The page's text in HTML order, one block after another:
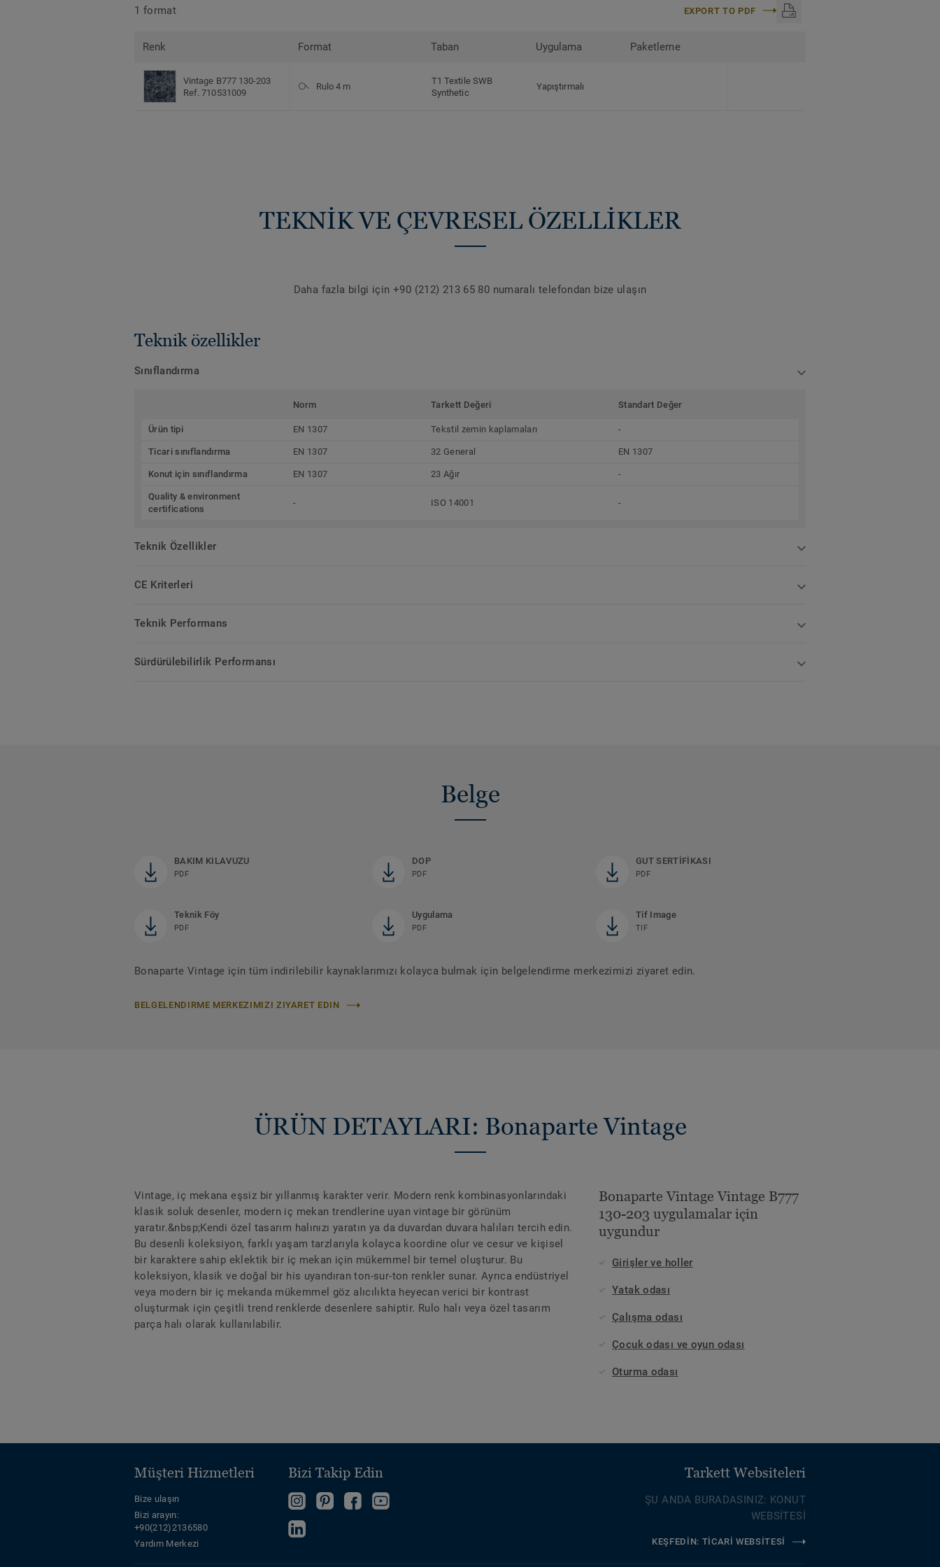
1 format EXPORT TO PDF
Renk Format Taban Uygulama Paketleme
Vintage B777 130-203
Ref. 710531009
Rulo 4 m
T1 Textile SWB
Synthetic
Yapıştırmalı
TEKNİK VE ÇEVRESEL ÖZELLİKLER
Daha fazla bilgi için +90 (212) 213 65 80 numaralı telefondan bize ulaşın
Teknik özellikler
Sınıflandırma
Norm Tarkett Değeri Standart Değer
Ürün tipi EN 1307 Tekstil zemin kaplamaları -
Ticari sınıflandırma EN 1307 32 General EN 1307
Konut için sınıflandırma EN 1307 23 Ağır -
Quality & environment
certifications
- ISO 14001 -
Teknik Özellikler
CE Kriterleri
Teknik Performans
Sürdürülebilirlik Performansı
Belge
BAKIM KILAVUZU
PDF
DOP
PDF
GUT SERTİFİKASI
PDF
Teknik Föy
PDF
Uygulama
PDF
Tif Image
TIF
Bonaparte Vintage için tüm indirilebilir kaynaklarımızı kolayca bulmak için belgelendirme merkezimizi ziyaret edin.
BELGELENDIRME MERKEZIMIZI ZIYARET EDIN
ÜRÜN DETAYLARI: Bonaparte Vintage
Vintage, iç mekana eşsiz bir yıllanmış karakter verir. Modern renk kombinasyonlarındaki
klasik soluk desenler, modern iç mekan trendlerine uyan vintage bir görünüm
yaratır.&nbsp;Kendi özel tasarım halınızı yaratın ya da duvardan duvara halıları tercih edin.
Bu desenli koleksiyon, farklı yaşam tarzlarıyla kolayca koordine olur ve cesur ve kişisel
bir karaktere sahip eklektik bir iç mekan için mükemmel bir temel oluşturur. Bu
koleksiyon, klasik ve doğal bir his uyandıran ton-sur-ton renkler sunar. Ayrıca endüstriyel
veya modern bir iç mekanda mükemmel göz alıcılıkta heyecan verici bir kontrast
oluşturmak için çeşitli trend renklerde desenlere sahiptir. Rulo halı veya özel tasarım
parça halı olarak kullanılabilir.
Bonaparte Vintage Vintage B777
130-203 uygulamalar için
uygundur
Girişler ve holler
Yatak odası
Çalışma odası
Çocuk odası ve oyun odası
Oturma odası
Müşteri Hizmetleri
Bize ulaşın
Bizi arayın:
+90(212)2136580
Yardım Merkezi
Bizi Takip Edin
Bizi
takip
Bizi Facebook'ta
Bizi
Bizi
takip
Tarkett Websiteleri
ŞU ANDA BURADASINIZ: KONUT
WEBSİTESİ
KEŞFEDİN: TİCARİ WEBSİTESİ